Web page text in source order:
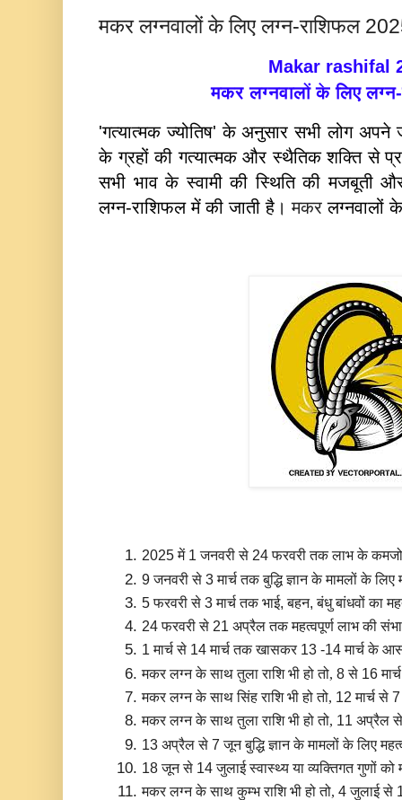
मकर लग्नवालों के लिए लग्न-राशिफल
Makar rashifal
मकर लग्नवालों के लिए
'गत्यात्मक ज्योतिष' के अनुसार सभी लोग अपने
के ग्रहों की गत्यात्मक और स्थैतिक शक्ति से
सभी भाव के स्वामी की स्थिति की मजबूती और
लग्न-राशिफल में की जाती है।मकर लग्नवालों
2025 में 1 जनवरी से 24 फरवरी तक लाभ के कमजोर
9 जनवरी से 3 मार्च तक बुद्धि ज्ञान के मामलों के
5 फरवरी से 3 मार्च तक भाई, बहन, बंधु बांधवों का
24 फरवरी से 21 अप्रैल तक महत्वपूर्ण लाभ की
1 मार्च से 14 मार्च तक खासकर 13 -14 मार्च के
मकर लग्न के साथ तुला राशि भी हो तो, 8 से 16
मकर लग्न के साथ सिंह राशि भी हो तो, 12 मार्च से
मकर लग्न के साथ तुला राशि भी हो तो, 11 अप्रैल से
13 अप्रैल से 7 जून बुद्धि ज्ञान के मामलों के लिए
18 जून से 14 जुलाई स्वास्थ्य या व्यक्तिगत गुणों को
मकर लग्न के साथ कुम्भ राशि भी हो तो, 4 जुलाई से